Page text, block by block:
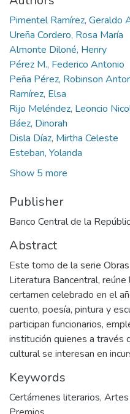
Pimentel Ramírez, Geraldo
Ureña Cordero, Rosa María
Almonte Diloné, Henry
Pérez M., Federico Antonio
Peña Pérez, Robinson
Ramírez, Elsa
Rijo Meléndez, Leoncio
Báez, Dinorah
Disla Díaz, Mirtha Celeste
Esteban, Yolanda
Show 5 more
Publisher
Banco Central de la
Abstract
Este tomo de la serie
Literatura Bancentral,
certamen celebrado en el
cuento, poesía, pintura y
participan funcionarios,
institución quienes a través
cultural se interesan en
Keywords
Certámenes literarios, Artes